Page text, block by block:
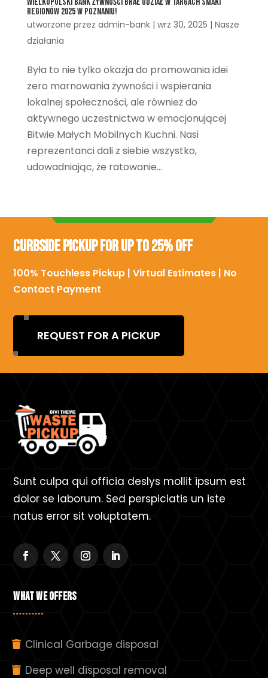
Wielkopolski Bank Żywności brał udział w Targach Smaki
Regionów 2025 w Poznaniu!
utworzone przez admin-bank| wrz 30, 2025 | Nasze
działania
Była to nie tylko okazja do promowania idei
zero marnowania żywności i wspierania
lokalnej społeczności, ale również do
aktywnego uczestnictwa w emocjonującej
Bitwie Małych Mobilnych Kuchni. Nasi
reprezentanci dali z siebie wszystko,
udowadniając, że ratowanie...
Curbside Pickup for Up to 25% Off
100% Touchless Pickup | Virtual Estimates | No
Contact Payment
REQUEST FOR A PICKUP
Sunt culpa qui officia deslys mollit ipsum est
dolor se laborum. Sed perspiciatis un iste
natus error sit voluptatem.
WHAT WE OFFERS
Clinical Garbage disposal
Deep well disposal removal